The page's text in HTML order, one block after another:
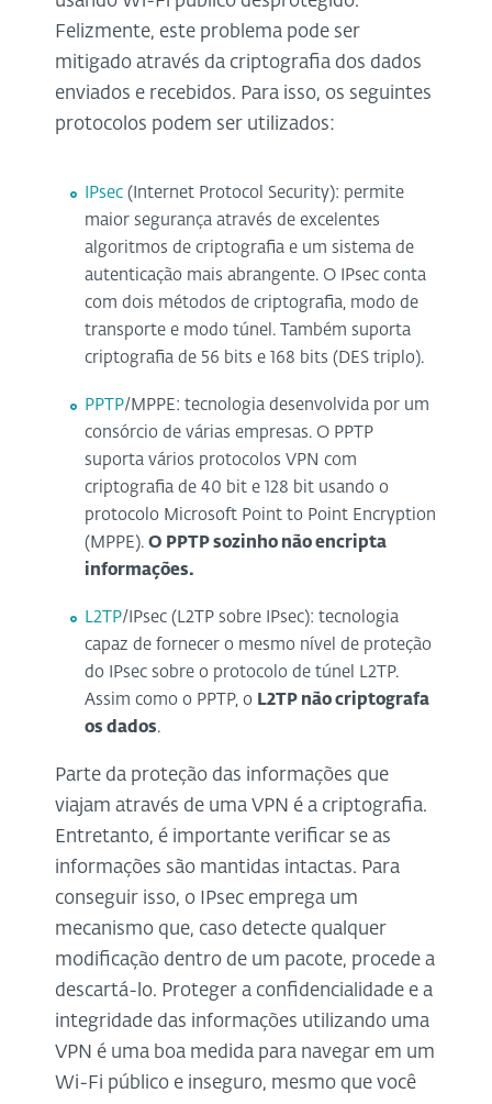
Felizmente, este problema pode ser
mitigado através da criptografia dos dados
enviados e recebidos. Para isso, os seguintes
protocolos podem ser utilizados:
IPsec (Internet Protocol Security): permite
maior segurança através de excelentes
algoritmos de criptografia e um sistema de
autenticação mais abrangente. O IPsec conta
com dois métodos de criptografia, modo de
transporte e modo túnel. Também suporta
criptografia de 56 bits e 168 bits (DES triplo).
PPTP/MPPE: tecnologia desenvolvida por um
consórcio de várias empresas. O PPTP
suporta vários protocolos VPN com
criptografia de 40 bit e 128 bit usando o
protocolo Microsoft Point to Point Encryption
(MPPE).O PPTP sozinho não encripta
informações.
L2TP/IPsec (L2TP sobre IPsec): tecnologia
capaz de fornecer o mesmo nível de proteção
do IPsec sobre o protocolo de túnel L2TP.
Assim como o PPTP, o L2TP não criptografa
os dados.
Parte da proteção das informações que
viajam através de uma VPN é a criptografia.
Entretanto, é importante verificar se as
informações são mantidas intactas. Para
conseguir isso, o IPsec emprega um
mecanismo que, caso detecte qualquer
modificação dentro de um pacote, procede a
descartá-lo. Proteger a confidencialidade e a
integridade das informações utilizando uma
VPN é uma boa medida para navegar em um
Wi-Fi público e inseguro, mesmo que você